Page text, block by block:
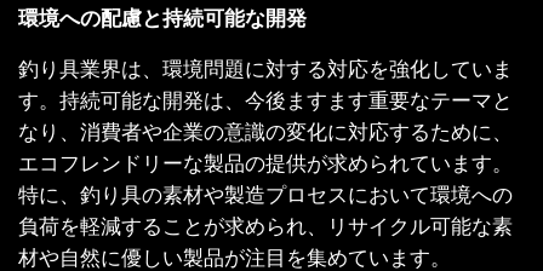
環境への配慮と持続可能な開発
釣り具業界は、環境問題に対する対応を強化していま
す。持続可能な開発は、今後ますます重要なテーマと
なり、消費者や企業の意識の変化に対応するために、
エコフレンドリーな製品の提供が求められています。
特に、釣り具の素材や製造プロセスにおいて環境への
負荷を軽減することが求められ、リサイクル可能な素
材や自然に優しい製品が注目を集めています。